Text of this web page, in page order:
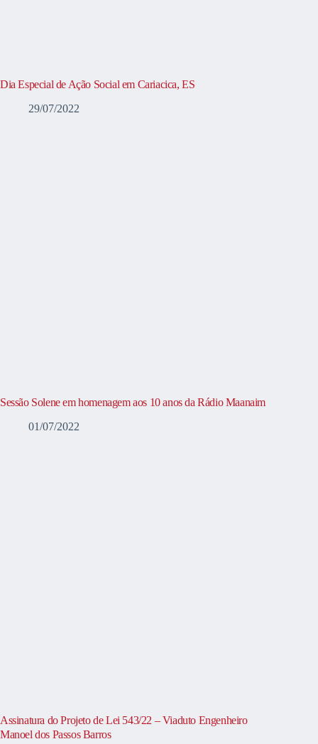
Dia Especial de Ação Social em Cariacica, ES
29/07/2022
Sessão Solene em homenagem aos 10 anos da Rádio Maanaim
01/07/2022
Assinatura do Projeto de Lei 543/22 – Viaduto Engenheiro
Manoel dos Passos Barros